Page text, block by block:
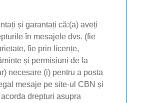
și garantați că:(a) aveți
în mesajele dvs. (fie
fie prin licențe,
și permisiuni de la
necesare (i) pentru a posta
mesaje pe site-ul CBN și
drepturi asupra